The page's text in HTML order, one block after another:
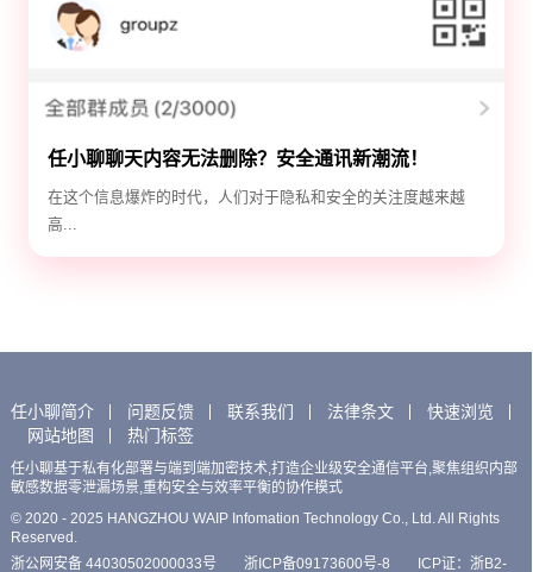
任小聊聊天内容无法删除？安全通讯新潮流！
在这个信息爆炸的时代，人们对于隐私和安全的关注度越来越
高...
任小聊简介 问题反馈 联系我们 法律条文
快速浏览
网站地图
热门标签
任小聊基于私有化部署与端到端加密技术,打造企业级安全通信平台,聚焦组织内部
敏感数据零泄漏场景,重构安全与效率平衡的协作模式
© 2020 - 2025 HANGZHOU WAIP Infomation Technology Co., Ltd. All Rights
Reserved.
浙公网安备 44030502000033号
浙ICP备09173600号-8 ICP证：浙B2-